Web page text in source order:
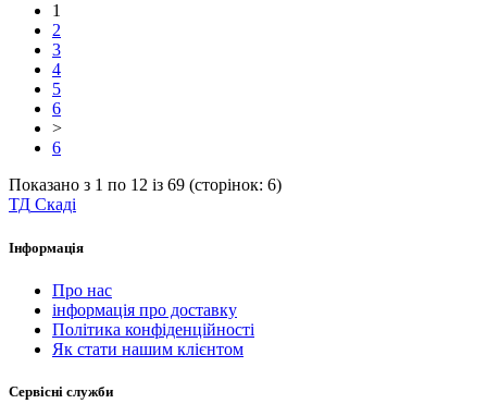
1
2
3
4
5
6
>
6
Показано з 1 по 12 із 69 (сторінок: 6)
ТД Скаді
Інформація
Про нас
інформація про доставку
Політика конфіденційності
Як стати нашим клієнтом
Сервісні служби